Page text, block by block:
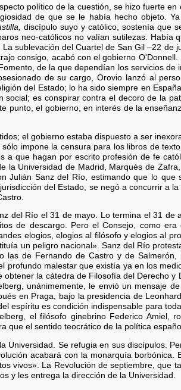
político de la cuestión, se hizo fuerte
de que se le había hecho objeto.
discípulo suyo y católico, sostenía que
neo-católicos no valían sutilezas. Había
sublevación del Cuartel de San Gil –22
consigo, acabó con el gobierno
de la que dependían los servicios
de su cargo, Orovio lanzó al
del Estado; lo ha sido siempre en
social; es conspirar contra el decoro de la
punto, el gobierno, en interés de la
el gobierno estaba dispuesto a ser
impone la censura para los libros de
a que hagan por escrito profesión de fe
la Universidad de Madrid, Marqués de
Julián Sanz del Río, estimando que lo
del Estado, se negó a concurrir a
del Río el 31 de mayo. Lo termina el 31
de descargo. Pero el Consejo, como
elogios, elogios al filósofo y elogios al
un peligro nacional». Sanz del Río
las de Fernando de Castro y de
profundo malestar que existía ya en los
la cátedra de Filosofía del Derecho
unánimemente, le envió un mensaje
en Praga, bajo la presidencia de
espíritu es condición indispensable para
el filósofo ginebrino Federico Amiel,
que el sentido teocrático de la política
Universidad. Se refugia en sus discípulos.
acabará con la monarquía borbónica.
vivos». La Revolución de septiembre, que
y les entrega la dirección de la Universidad.